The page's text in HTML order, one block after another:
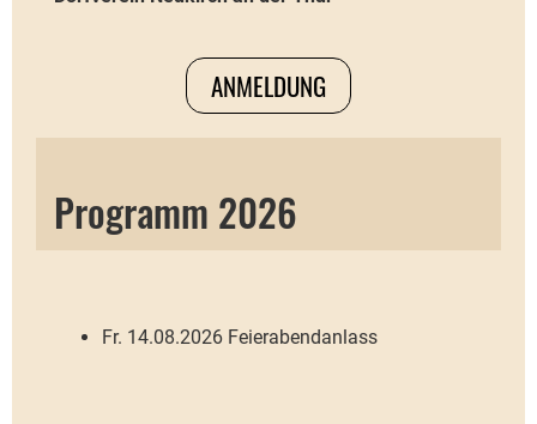
ANMELDUNG
Programm 2026
Fr. 14.08.2026 Feierabendanlass